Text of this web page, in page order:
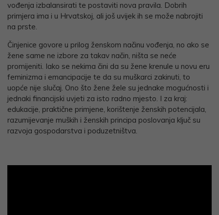
vođenja izbalansirati te postaviti nova pravila. Dobrih
primjera ima i u Hrvatskoj, ali još uvijek ih se može nabrojiti
na prste.
Činjenice govore u prilog ženskom načinu vođenja, no ako se
žene same ne izbore za takav način, ništa se neće
promijeniti. Iako se nekima čini da su žene krenule u novu eru
feminizma i emancipacije te da su muškarci zakinuti, to
uopće nije slučaj. Ono što žene žele su jednake mogućnosti i
jednaki financijski uvjeti za isto radno mjesto. I za kraj:
edukacije, praktične primjene, korištenje ženskih potencijala,
razumijevanje muških i ženskih principa poslovanja ključ su
razvoja gospodarstva i poduzetništva.